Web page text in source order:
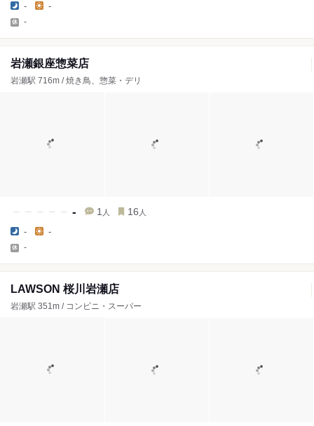
- -
-
岩瀬銀座惣菜店
岩瀬駅 716m / 焼き鳥、惣菜・デリ
- 1 人 16 人
- -
-
LAWSON 桜川岩瀬店
岩瀬駅 351m / コンビニ・スーパー